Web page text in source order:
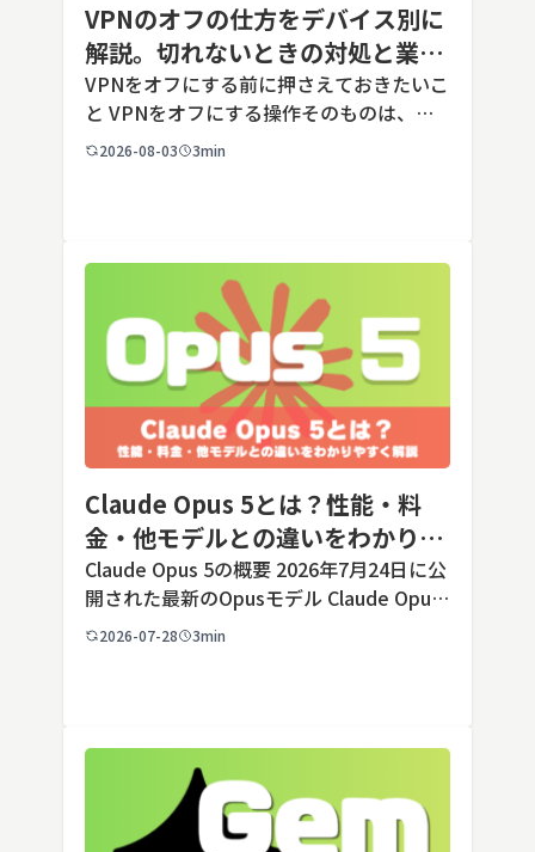
VPNのオフの仕方をデバイス別に
解説。切れないときの対処と業務
端末での注意点
VPNをオフにする前に押さえておきたいこ
と VPNをオフにする操作そのものは、ど
の端末でも数タップから数クリックで完了
2026-08-03 3min
Claude Opus 5とは？性能・料
金・他モデルとの違いをわかりや
すく解説
Claude Opus 5の概要 2026年7月24日に公
開された最新のOpusモデル Claude Opus
5は、米国のAI企業Anthropic（アンソロピ
2026-07-28 3min